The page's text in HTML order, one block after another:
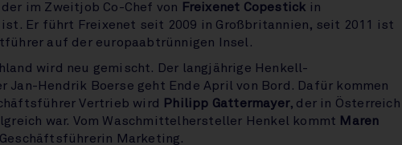
der im Zweitjob Co-Chef von Freixenet Copestick in
Er führt Freixenet seit 2009 in Großbritannien, seit 2011 ist
auf der europaabtrünnigen Insel.
wird neu gemischt. Der langjährige Henkell-
Jan-Hendrik Boerse geht Ende April von Bord. Dafür kommen
Vertrieb wird
Philipp Gattermayer, der in Österreich
war. Vom Waschmittelhersteller Henkel kommt Maren
Marketing.